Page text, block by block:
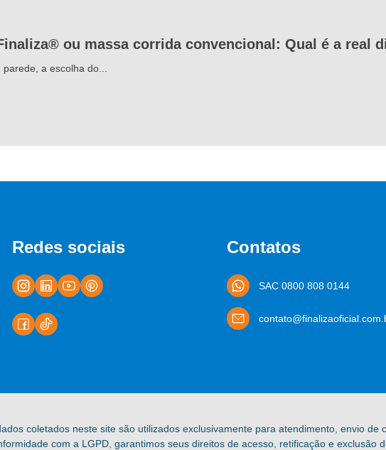
ou massa corrida convencional: Qual é a real
a escolha do...
Redes sociais Contatos
SAC 0800 808 0144
coletados neste site são utilizados exclusivamente para atendimento, envio
com a LGPD, garantimos seus direitos de acesso, retificação e exclusão